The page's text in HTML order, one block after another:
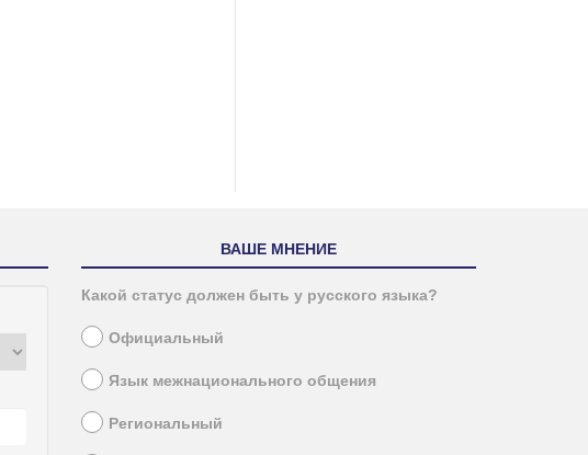
ВАШЕ МНЕНИЕ
Какой статус должен быть у русского языка?
Официальный
Язык межнационального общения
Региональный